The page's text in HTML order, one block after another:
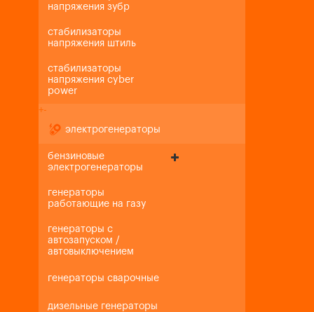
напряжения зубр
стабилизаторы
напряжения штиль
стабилизаторы
напряжения cyber
power
+-
электрогенераторы
бензиновые
электрогенераторы
генераторы
работающие на газу
генераторы с
автозапуском /
автовыключением
генераторы сварочные
дизельные генераторы